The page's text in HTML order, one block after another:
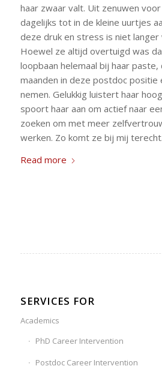
haar zwaar valt. Uit zenuwen
dagelijks tot in de kleine uurtjes
deze druk en stress is niet langer
Hoewel ze altijd overtuigd was
loopbaan helemaal bij haar
maanden in deze postdoc positie
nemen. Gelukkig luistert haar
spoort haar aan om actief naar
zoeken om met meer
werken. Zo komt ze bij mij terecht.
Read more
SERVICES FOR
Academics
PhD Career Intervention
Postdoc Career Intervention